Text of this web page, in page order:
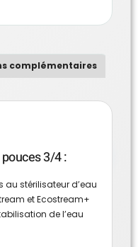
complémentaires
3/4 :
au stérilisateur d’eau
et Ecostream+
de l’eau